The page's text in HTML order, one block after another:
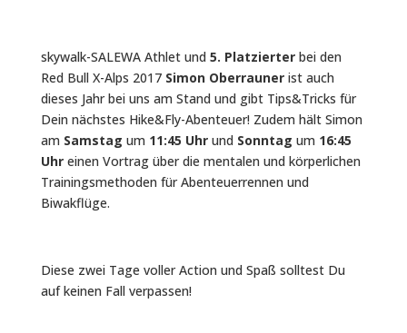
skywalk-SALEWA Athlet und 5. Platzierterbei den
Red Bull X-Alps 2017 Simon Oberraunerist auch
dieses Jahr bei uns am Stand und gibt Tips&Tricks für
Dein nächstes Hike&Fly-Abenteuer! Zudem hält Simon
am Samstag um 11:45 Uhrund Sonntag um 16:45
Uhreinen Vortrag über die mentalen und körperlichen
Trainingsmethoden für Abenteuerrennen und
Biwakflüge.
Diese zwei Tage voller Action und Spaß solltest Du
auf keinen Fall verpassen!